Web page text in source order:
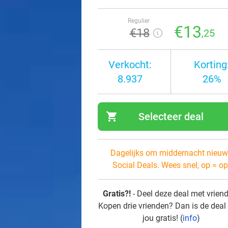
Regulier
€18 €13,25
Verkocht:
8.937
26%
shopping_cart Selecteer deal
Dagelijks om middernacht
Social Deals. Wees snel, op =
Gratis?! - Deel deze deal met
Kopen drie vrienden? Dan is de
jou gratis! (info)